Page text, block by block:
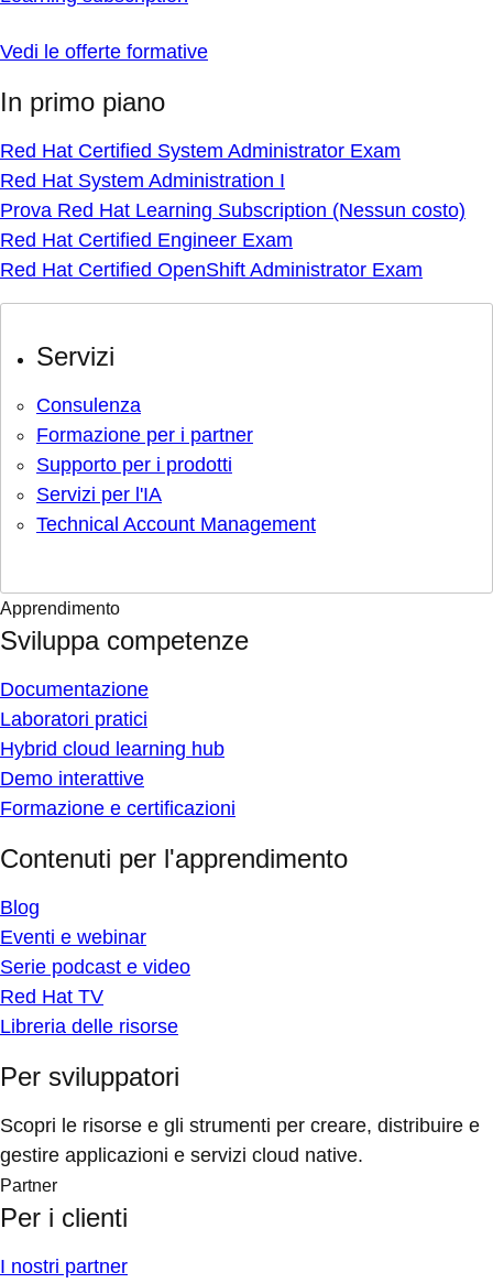
Vedi le offerte formative
In primo piano
Red Hat Certified System Administrator Exam
Red Hat System Administration I
Prova Red Hat Learning Subscription (Nessun costo)
Red Hat Certified Engineer Exam
Red Hat Certified OpenShift Administrator Exam
Servizi
Consulenza
Formazione per i partner
Supporto per i prodotti
Servizi per l'IA
Technical Account Management
Apprendimento
Sviluppa competenze
Documentazione
Laboratori pratici
Hybrid cloud learning hub
Demo interattive
Formazione e certificazioni
Contenuti per l'apprendimento
Blog
Eventi e webinar
Serie podcast e video
Red Hat TV
Libreria delle risorse
Per sviluppatori
Scopri le risorse e gli strumenti per creare, distribuire e
gestire applicazioni e servizi cloud native.
Partner
Per i clienti
I nostri partner